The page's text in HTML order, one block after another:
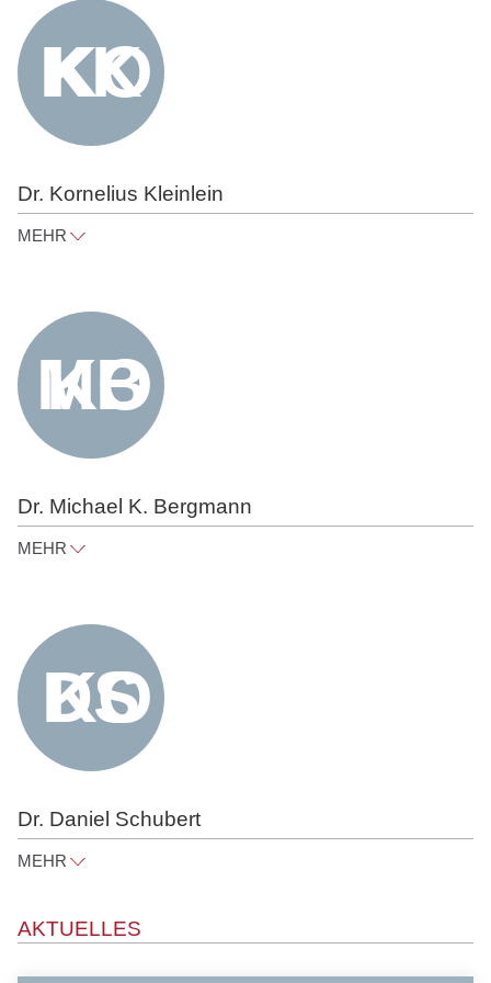
AKTUELLES
Dr. Kornelius Kleinlein
MEHR
Tel +49 30 818 550 302
Dr. Michael K. Bergmann
MEHR
Tel +49 30 818 550 366
Dr. Daniel Schubert
MEHR